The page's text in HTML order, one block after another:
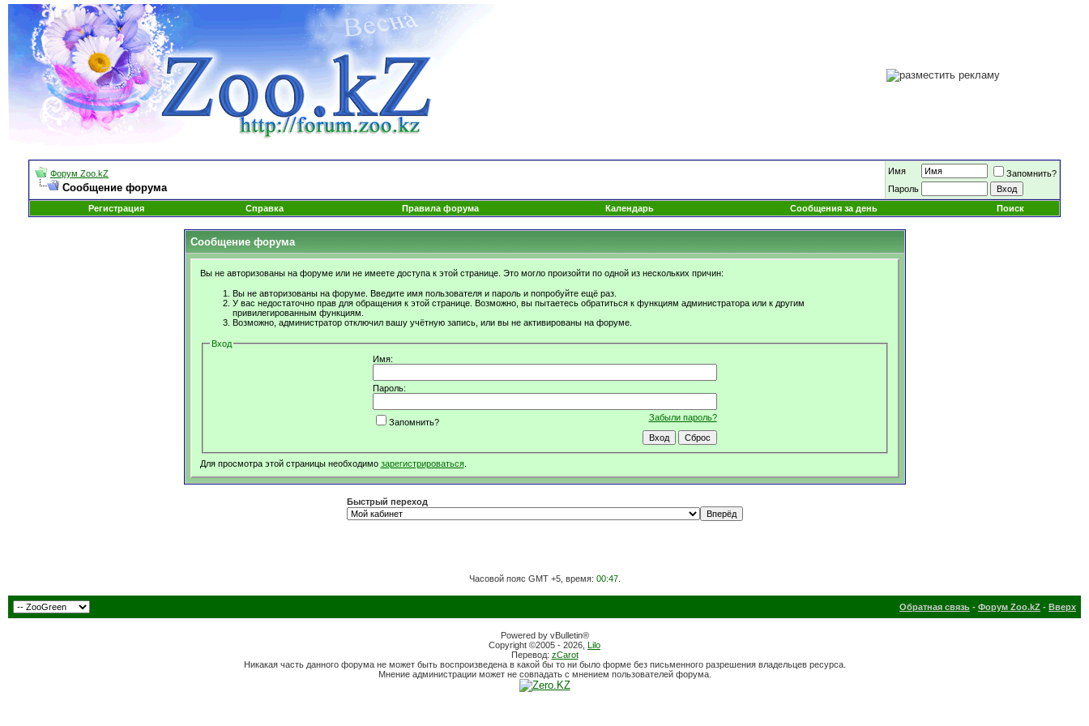
Форум Zoo.kZ
Сообщение форума
Имя
Запомнить?
Пароль
Регистрация
Справка Правила форума Календарь Сообщения за день Поиск
Сообщение форума
Вы не авторизованы на форуме или не имеете доступа к этой странице. Это могло произойти по одной из нескольких причин:
Вы не авторизованы на форуме. Введите имя пользователя и пароль и попробуйте ещё раз.
У вас недостаточно прав для обращения к этой странице. Возможно, вы пытаетесь обратиться к функциям администратора или к другим
привилегированным функциям.
Возможно, администратор отключил вашу учётную запись, или вы не активированы на форуме.
Вход
Имя:
Пароль:
Забыли пароль?
Запомнить?
Для просмотра этой страницы необходимо зарегистрироваться.
Быстрый переход
Часовой пояс GMT +5, время: 00:47.
Обратная связь - Форум Zoo.kZ - Вверх
Powered by vBulletin®
Copyright ©2005 - 2026, Lilo
Перевод: zCarot
Никакая часть данного форума не может быть воспроизведена в какой бы то ни было форме без письменного разрешения владельцев ресурса.
Мнение администрации может не совпадать с мнением пользователей форума.